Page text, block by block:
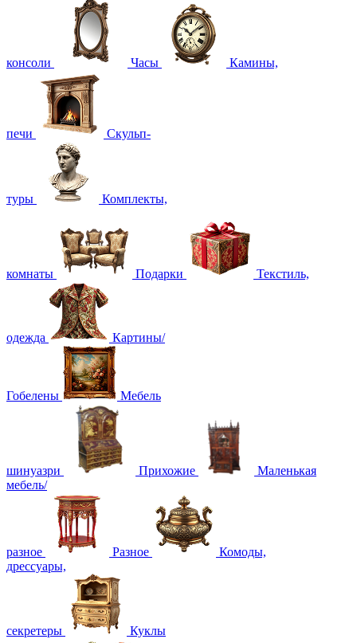
консоли Часы Камины,
печи Скульп-
туры Комплекты,
комнаты Подарки Текстиль,
одежда Картины/
Гобелены Мебель
шинуазри Прихожие
Маленькая
мебель/
разное Разное
Комоды,
дрессуары,
секретеры Куклы